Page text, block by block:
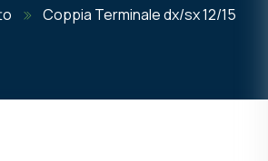
Coppia Terminale dx/sx 12/15